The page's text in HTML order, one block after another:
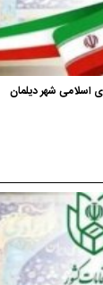
اسلامی شهر دیلمان